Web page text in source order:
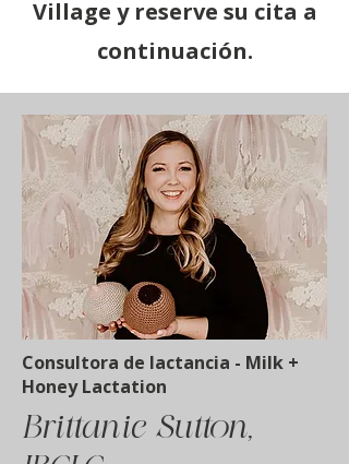
Village y reserve su cita a
continuación.
Consultora de lactancia - Milk +
Honey Lactation
Brittanie Sutton,